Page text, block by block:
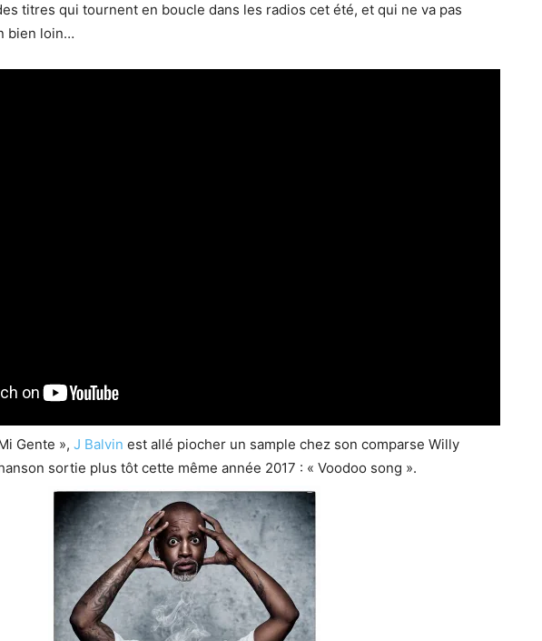
titres qui tournent en boucle dans les radios cet été, et qui ne va pas
bien loin…
Gente », J Balvin est allé piocher un sample chez son comparse Willy
sortie plus tôt cette même année 2017 : « Voodoo song ».